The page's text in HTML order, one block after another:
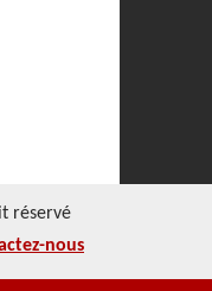
réservé
nous